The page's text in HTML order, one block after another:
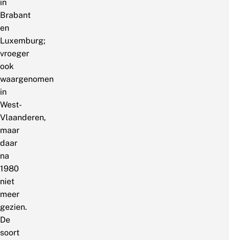
in
Brabant
en
Luxemburg;
vroeger
ook
waargenomen
in
West-
Vlaanderen,
maar
daar
na
1980
niet
meer
gezien.
De
soort